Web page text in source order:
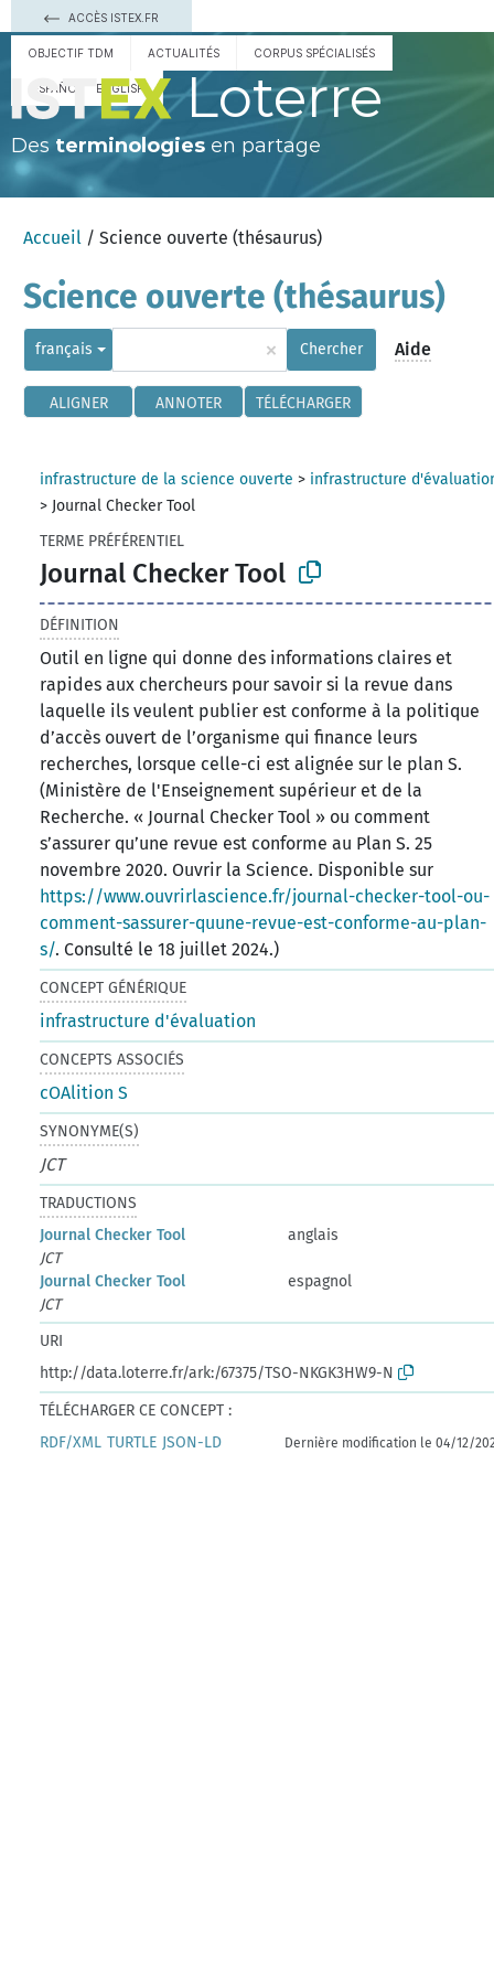
ACCÈS ISTEX.FR
OBJECTIF TDM ACTUALITÉS CORPUS SPÉCIALISÉS
ESPAÑOL ENGLISH Loterre
Des terminologies en partage
Accueil / Science ouverte (thésaurus)
Science ouverte (thésaurus)
français × Chercher Aide
ALIGNER ANNOTER TÉLÉCHARGER
infrastructure de la science ouverte > infrastructure
> Journal Checker Tool
TERME PRÉFÉRENTIEL
Journal Checker Tool
DÉFINITION
Outil en ligne qui donne des informations claires et
rapides aux chercheurs pour savoir si la revue dans
laquelle ils veulent publier est conforme à la politique
d’accès ouvert de l’organisme qui finance leurs
recherches, lorsque celle-ci est alignée sur le plan S.
(Ministère de l'Enseignement supérieur et de la
Recherche. « Journal Checker Tool » ou comment
s’assurer qu’une revue est conforme au Plan S. 25
novembre 2020. Ouvrir la Science. Disponible sur
https://www.ouvrirlascience.fr/journal-checker-tool-ou-
comment-sassurer-quune-revue-est-conforme-au-plan-
s/. Consulté le 18 juillet 2024.)
CONCEPT GÉNÉRIQUE
infrastructure d'évaluation
CONCEPTS ASSOCIÉS
cOAlition S
SYNONYME(S)
JCT
TRADUCTIONS
Journal Checker Tool
anglais
JCT
Journal Checker Tool
espagnol
JCT
URI
http://data.loterre.fr/ark:/67375/TSO-NKGK3HW9-N
TÉLÉCHARGER CE CONCEPT :
RDF/XML TURTLE JSON-LD Dernière modification le 04/12/